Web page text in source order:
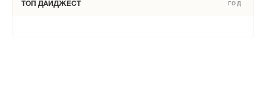
ТОП ДАЙДЖЕСТ ГОД